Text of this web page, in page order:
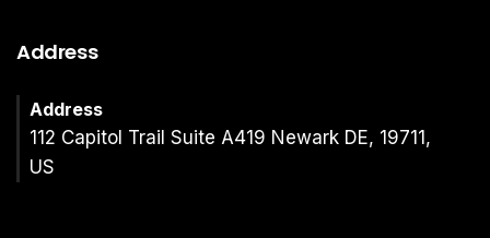
Address
Address
112 Capitol Trail Suite A419 Newark DE, 19711,
US